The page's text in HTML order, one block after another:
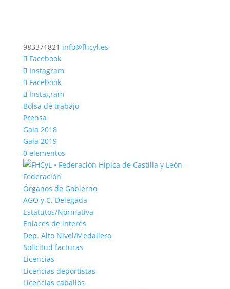
983371821 info@fhcyl.es
Facebook
Instagram
Facebook
Instagram
Bolsa de trabajo
Prensa
Gala 2018
Gala 2019
0 elementos
Federación
Órganos de Gobierno
AGO y C. Delegada
Estatutos/Normativa
Enlaces de interés
Dep. Alto Nivel/Medallero
Solicitud facturas
Licencias
Licencias deportistas
Licencias caballos